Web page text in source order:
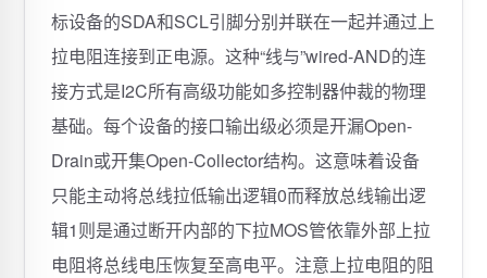
标设备的SDA和SCL引脚分别并联在一起并通过上
拉电阻连接到正电源。这种“线与”wired-AND的连
接方式是I2C所有高级功能如多控制器仲裁的物理
基础。每个设备的接口输出级必须是开漏Open-
Drain或开集Open-Collector结构。这意味着设备
只能主动将总线拉低输出逻辑0而释放总线输出逻
辑1则是通过断开内部的下拉MOS管依靠外部上拉
电阻将总线电压恢复至高电平。注意上拉电阻的阻